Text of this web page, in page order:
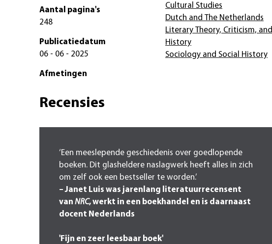
Aantal pagina's
248
Publicatiedatum
06 - 06 - 2025
Afmetingen
Cultural Studies
Dutch and The Netherlands
Literary Theory, Criticism, and
History
Sociology and Social History
Recensies
‘Een meeslepende geschiedenis over goedlopende
boeken. Dit glasheldere naslagwerk heeft alles in zich
om zelf ook een bestseller te worden.’
– Janet Luis was jarenlang literatuurrecensent
van NRC, werkt in een boekhandel en is daarnaast
docent Nederlands
'Fijn en zeer leesbaar boek'